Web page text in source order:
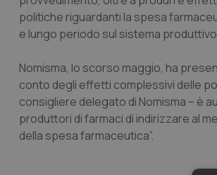
politiche riguardanti la spesa
e lungo periodo sul sistema
Nomisma, lo scorso maggio, ha
conto degli effetti complessivi delle
consigliere delegato di Nomisma – è
produttori di farmaci di indirizzare al
della spesa farmaceutica”.